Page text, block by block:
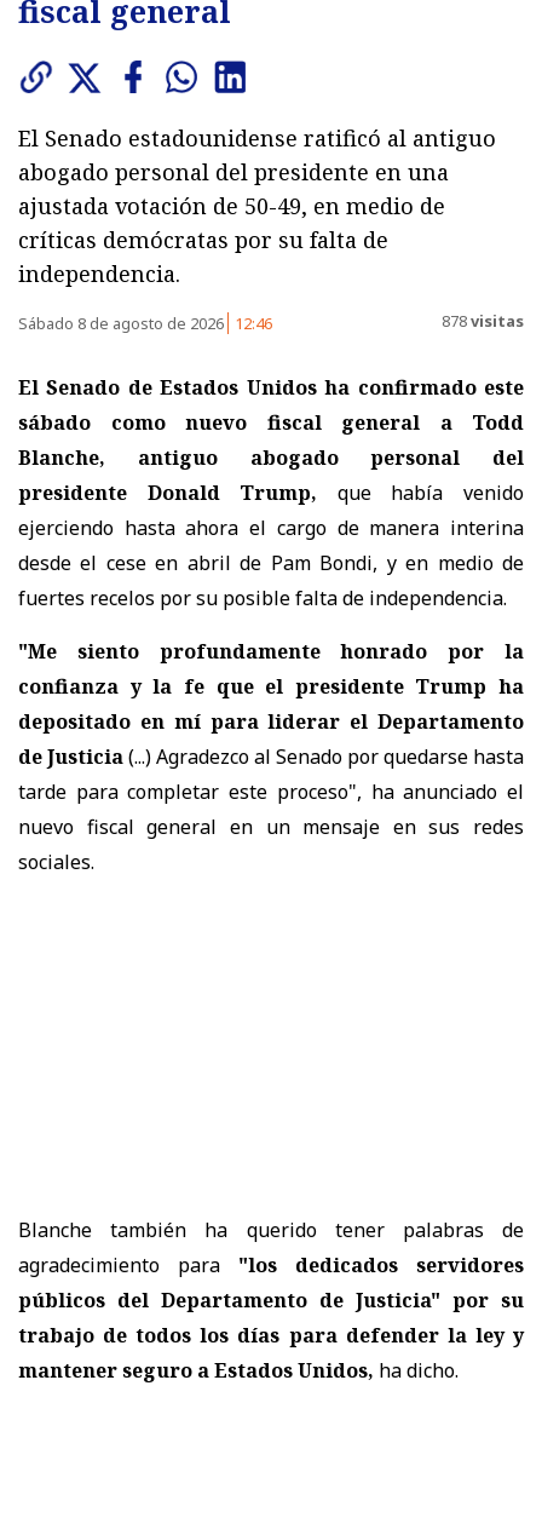
fiscal general
El Senado estadounidense ratificó al antiguo
abogado personal del presidente en una
ajustada votación de 50-49, en medio de
críticas demócratas por su falta de
independencia.
Sábado 8 de agosto de 2026 12:46 878visitas
El Senado de Estados Unidos ha confirmado este
sábado como nuevo fiscal general a Todd
Blanche, antiguo abogado personal del
presidente Donald Trump, que había venido
ejerciendo hasta ahora el cargo de manera interina
desde el cese en abril de Pam Bondi, y en medio de
fuertes recelos por su posible falta de independencia.
"Me siento profundamente honrado por la
confianza y la fe que el presidente Trump ha
depositado en mí para liderar el Departamento
de Justicia(...) Agradezco al Senado por quedarse hasta
tarde para completar este proceso", ha anunciado el
nuevo fiscal general en un mensaje en sus redes
sociales.
Blanche también ha querido tener palabras de
agradecimiento para "los dedicados servidores
públicos del Departamento de Justicia" por su
trabajo de todos los días para defender la ley y
mantener seguro a Estados Unidos, ha dicho.